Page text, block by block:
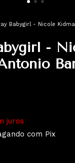
Babygirl - Nicole
-
juros
com Pix